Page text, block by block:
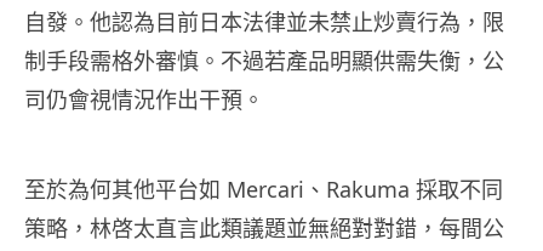
自發。他認為目前日本法律並未禁止炒賣行為，限
制手段需格外審慎。不過若產品明顯供需失衡，公
司仍會視情況作出干預。
至於為何其他平台如 Mercari、Rakuma 採取不同
策略，林啓太直言此類議題並無絕對對錯，每間公